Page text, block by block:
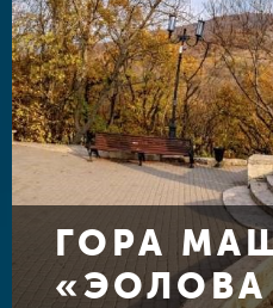
ГОРА